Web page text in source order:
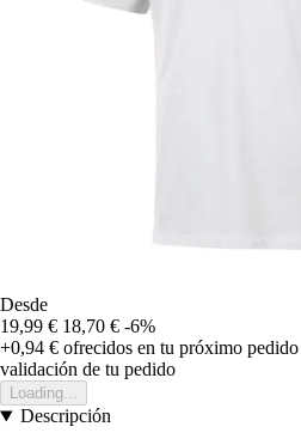
Desde
19,99 € 18,70 € -6%
+0,94 € ofrecidos en tu próximo pedido
validación de tu pedido
Loading...
Descripción